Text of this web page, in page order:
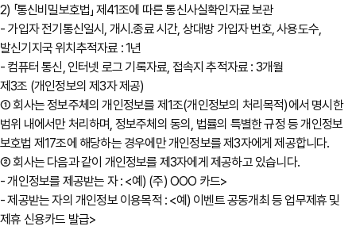
2) 「통신비밀보호법」 제41조에 따른 통신사실확인자료 보관
- 가입자 전기통신일시, 개시․종료 시간, 상대방 가입자 번호, 사용도수,
발신기지국 위치추적자료 : 1년
- 컴퓨터 통신, 인터넷 로그 기록자료, 접속지 추적자료 : 3개월
제3조 (개인정보의 제3자 제공)
① 회사는 정보주체의 개인정보를 제1조(개인정보의 처리목적)에서 명시한
범위 내에서만 처리하며, 정보주체의 동의, 법률의 특별한 규정 등 개인정보
보호법 제17조에 해당하는 경우에만 개인정보를 제3자에게 제공합니다.
② 회사는 다음과 같이 개인정보를 제3자에게 제공하고 있습니다.
- 개인정보를 제공받는 자 : <예) (주) OOO 카드>
- 제공받는 자의 개인정보 이용목적 : <예) 이벤트 공동개최 등 업무제휴 및
제휴 신용카드 발급>